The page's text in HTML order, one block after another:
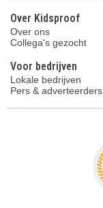
Over Kidsproof
Over ons
Collega's gezocht
Voor bedrijven
Lokale bedrijven
Pers & adverteerders